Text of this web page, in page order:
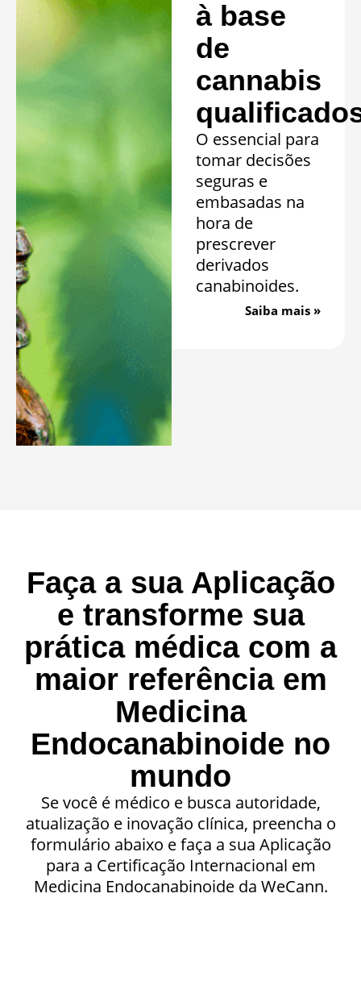
à base
de
cannabis
O essencial para
tomar decisões
seguras e
embasadas na
hora de
prescrever
derivados
canabinoides.
Saiba mais »
Faça a sua Aplicação
e transforme sua
prática médica com a
maior referência em
Medicina
Endocanabinoide no
mundo
Se você é médico e busca autoridade,
atualização e inovação clínica, preencha o
formulário abaixo e faça a sua Aplicação
para a Certificação Internacional em
Medicina Endocanabinoide da WeCann.